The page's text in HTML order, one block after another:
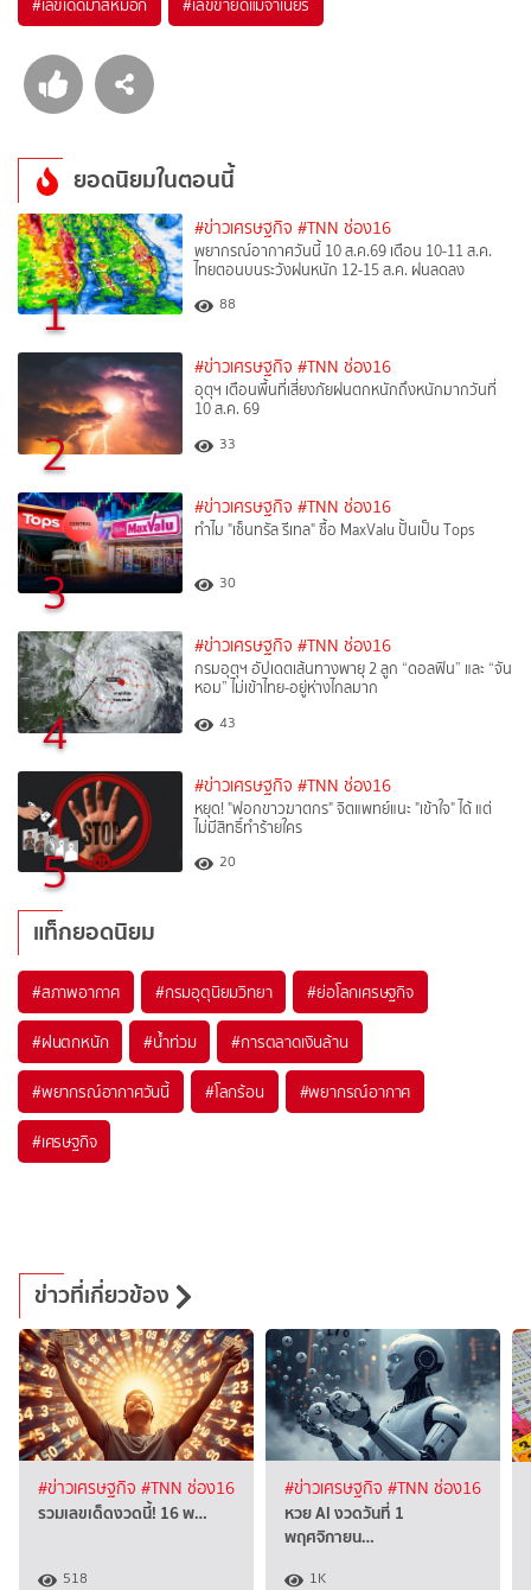
ยอดนิยมในตอนนี้
1
#ข่าวเศรษฐกิจ #TNN ช่อง16
พยากรณ์อากาศวันนี้ 10 ส.ค.69 เตือน 10-11 ส.ค.
ไทยตอนบนระวังฝนหนัก 12-15 ส.ค. ฝนลดลง
88
2
#ข่าวเศรษฐกิจ #TNN ช่อง16
อุตุฯ เตือนพื้นที่เสี่ยงภัยฝนตกหนักถึงหนักมากวันที่
10 ส.ค. 69
33
3
#ข่าวเศรษฐกิจ #TNN ช่อง16
ทำไม "เซ็นทรัล รีเทล" ซื้อ MaxValu ปั้นเป็น Tops
30
4
#ข่าวเศรษฐกิจ #TNN ช่อง16
กรมอุตุฯ อัปเดตเส้นทางพายุ 2 ลูก “ดอลฟิน” และ “จัน
หอม” ไม่เข้าไทย-อยู่ห่างไกลมาก
43
5
#ข่าวเศรษฐกิจ #TNN ช่อง16
หยุด! "ฟอกขาวฆาตกร" จิตแพทย์แนะ "เข้าใจ" ได้ แต่
ไม่มีสิทธิ์ทำร้ายใคร
20
แท็กยอดนิยม
#สภาพอากาศ #กรมอุตุนิยมวิทยา #ย่อโลกเศรษฐกิจ
#ฝนตกหนัก #น้ำท่วม #การตลาดเงินล้าน
#พยากรณ์อากาศวันนี้ #โลกร้อน #พยากรณ์อากาศ
#เศรษฐกิจ
ข่าวที่เกี่ยวข้อง
#ข่าวเศรษฐกิจ #TNN ช่อง16
รวมเลขเด็ดงวดนี้! 16 พ…
518
#ข่าวเศรษฐกิจ #TNN ช่อง16
หวย AI งวดวันที่ 1
พฤศจิกายน…
1K